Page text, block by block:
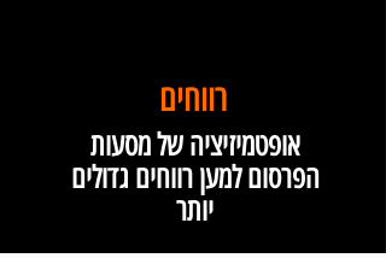
רווחים
אופטמיזיציה של מסעות
הפרסום למען רווחים גדולים
יותר